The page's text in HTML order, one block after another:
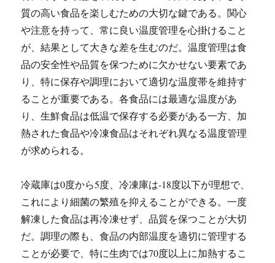
質の高い食品を楽しむための大切な鍵である。関心
や注意を持って、常に良い温度管理を心掛けること
が、結果として大きな差を生むのだ。温度管理は食
品の安全性や品質を保つために欠かせない要素であ
り、特に保存や調理において適切な温度帯を維持す
ることが重要である。各食品には最適な温度があ
り、生鮮食品は低温で保存する必要がある一方、加
熱された食品や冷凍食品はそれぞれ異なる温度管理
が求められる。
冷蔵庫は0度から5度、冷凍庫は-18度以下が理想で、
これにより細菌の繁殖を抑えることができる。一度
解凍した食品は再冷凍せず、品質を保つことが大切
だ。調理の際も、食品の内部温度を適切に管理する
ことが必要で、特に生肉では70度以上に加熱するこ